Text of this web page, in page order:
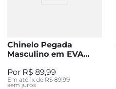
Chinelo Pegada
Masculino em EVA
R$ 89,99
Em até 1x de R$ 89 99
sem juros